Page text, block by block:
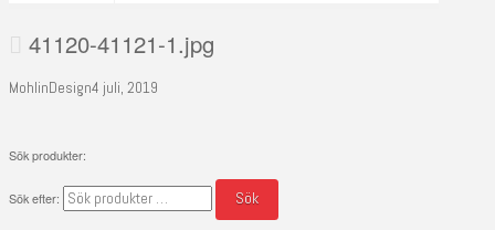
41120-41121-1.jpg
MohlinDesign4 juli, 2019
Sök produkter:
Sök efter: Sök